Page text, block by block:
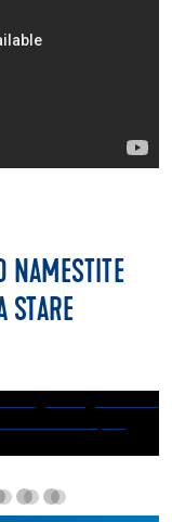
NAMESTITE
STARE